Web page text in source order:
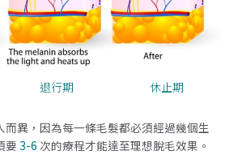
退行期 休止期
而異，因為每一條毛髮都必須經過幾個生
要 3-6 次的療程才能達至理想脫毛效果。